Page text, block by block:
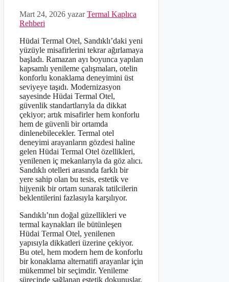
Mart 24, 2026 yazarTermal Kaplıca
Rehberi
Hüdai Termal Otel, Sandıklı’daki yeni
yüzüyle misafirlerini tekrar ağırlamaya
başladı. Ramazan ayı boyunca yapılan
kapsamlı yenileme çalışmaları, otelin
konforlu konaklama deneyimini üst
seviyeye taşıdı. Modernizasyon
sayesinde Hüdai Termal Otel,
güvenlik standartlarıyla da dikkat
çekiyor; artık misafirler hem konforlu
hem de güvenli bir ortamda
dinlenebilecekler. Termal otel
deneyimi arayanların gözdesi haline
gelen Hüdai Termal Otel özellikleri,
yenilenen iç mekanlarıyla da göz alıcı.
Sandıklı otelleri arasında farklı bir
yere sahip olan bu tesis, estetik ve
hijyenik bir ortam sunarak tatilcilerin
beklentilerini fazlasıyla karşılıyor.
Sandıklı’nın doğal güzellikleri ve
termal kaynakları ile bütünleşen
Hüdai Termal Otel, yenilenen
yapısıyla dikkatleri üzerine çekiyor.
Bu otel, hem modern hem de konforlu
bir konaklama alternatifi arayanlar için
mükemmel bir seçimdir. Yenileme
sürecinde sağlanan estetik dokunuşlar,